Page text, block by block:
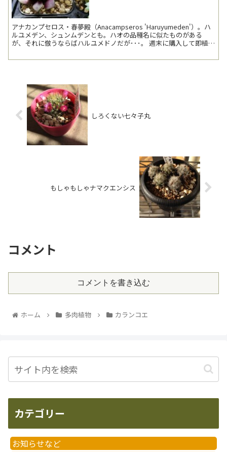
アナカンプセロス・春夢殿（Anacampseros 'Haruyumeden'）。ハ
ルユメデン、シュンムデンとも。ハオの品種名に似たものがある
が、それに倣うならばハルユメドノだが･･･。 週末に購入して即植え
しろくない七々子丸
もしゃもしゃナマクエンシス
コメント
コメントを書き込む
ホーム 多肉植物 カランコエ
カテゴリー
お知らせなど